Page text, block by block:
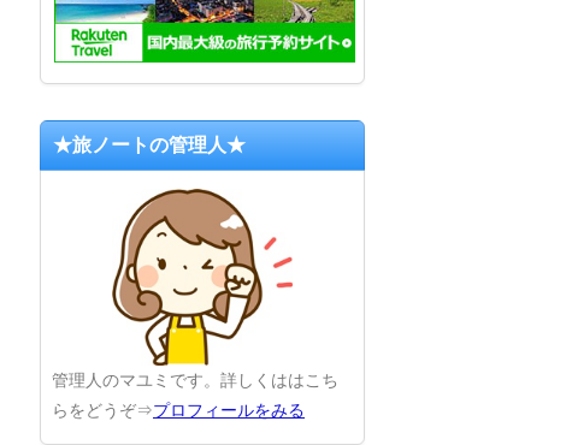
★旅ノートの管理人★
管理人のマユミです。詳しくははこち
らをどうぞ⇒プロフィールをみる